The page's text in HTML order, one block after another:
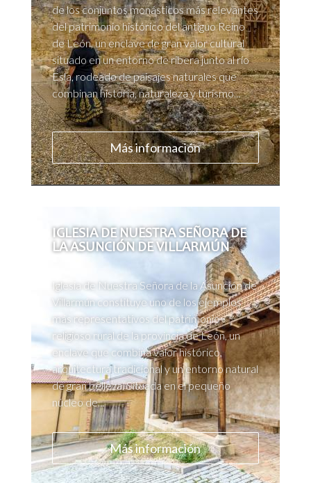
de los conjuntos monásticos más relevantes
del patrimonio histórico del antiguo Reino
de León, un enclave de gran valor cultural
situado en un entorno de ribera junto al río
Esla, rodeado de paisajes naturales que
combinan historia, naturaleza y turismo...
Más información
IGLESIA DE NUESTRA SEÑORA DE
LA ASUNCIÓN DE VILLARMÚN
Iglesia de Nuestra Señora de la Asunción de
Villarmún constituye uno de los ejemplos
más representativos del patrimonio
religioso rural de la provincia de León, un
enclave que combina valor histórico,
arquitectura tradicional y un entorno natural
de gran belleza. Situada en el pequeño
núcleo de...
Más información